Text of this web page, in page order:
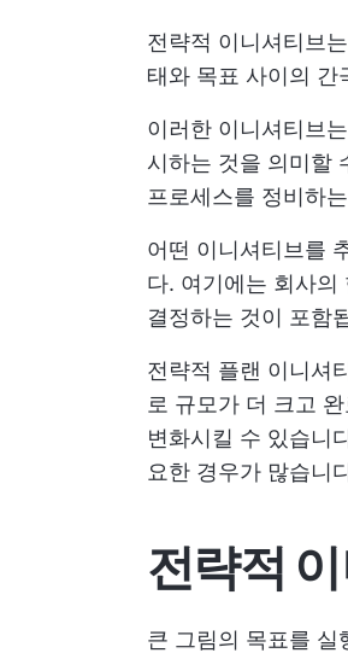
전략적 이니셔티브
태와 목표 사이의 간
이러한 이니셔티브
시하는 것을 의미할
프로세스를 정비하
어떤 이니셔티브를
다. 여기에는 회사의
결정하는 것이 포함
전략적 플랜 이니셔
로 규모가 더 크고
변화시킬 수 있습니
요한 경우가 많습니
전략적
큰 그림의 목표를 실